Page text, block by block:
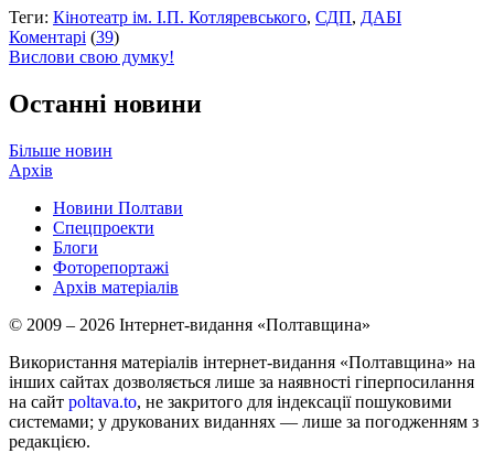
Теги: Кінотеатр ім. І.П. Котляревського, СДП, ДАБІ
Коментарі (39)
Вислови свою думку!
Останні новини
Більше новин
Архів
Новини Полтави
Спецпроекти
Блоги
Фоторепортажі
Архів матеріалів
© 2009 – 2026 Інтернет-видання «Полтавщина»
Використання матеріалів інтернет-видання «Полтавщина» на
інших сайтах дозволяється лише за наявності гіперпосилання
на сайт poltava.to, не закритого для індексації пошуковими
системами; у друкованих виданнях — лише за погодженням з
редакцією.